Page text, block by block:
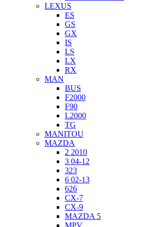
LEXUS
ES
GS
GX
IS
LS
LX
RX
MAN
BUS
F2000
F90
L2000
TG
MANITOU
MAZDA
2 2010
3 04-12
323
6 02-13
626
CX-7
CX-9
MAZDA 5
MPV